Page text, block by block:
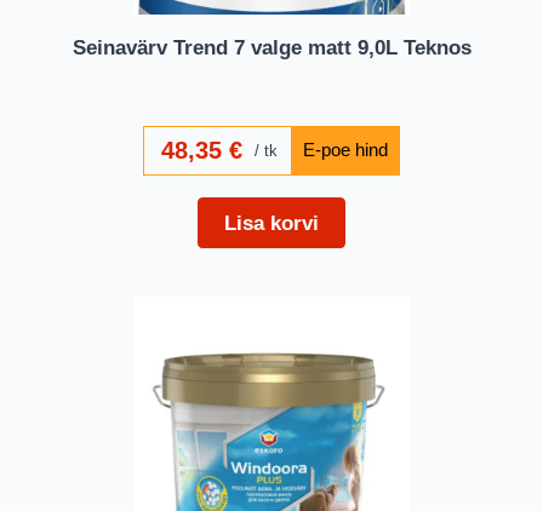
Seinavärv Trend 7 valge matt 9,0L Teknos
48,35 € tk
Lisa korvi